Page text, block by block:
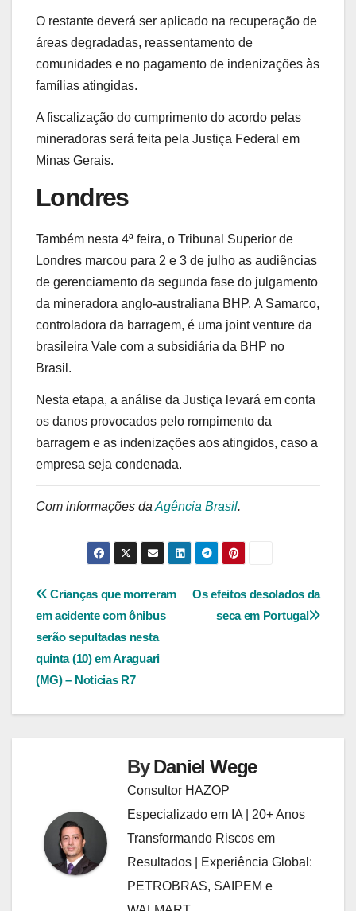
O restante deverá ser aplicado na recuperação de
áreas degradadas, reassentamento de
comunidades e no pagamento de indenizações às
famílias atingidas.
A fiscalização do cumprimento do acordo pelas
mineradoras será feita pela Justiça Federal em
Minas Gerais.
Londres
Também nesta 4ª feira, o Tribunal Superior de
Londres marcou para 2 e 3 de julho as audiências
de gerenciamento da segunda fase do julgamento
da mineradora anglo-australiana BHP. A Samarco,
controladora da barragem, é uma joint venture da
brasileira Vale com a subsidiária da BHP no
Brasil.
Nesta etapa, a análise da Justiça levará em conta
os danos provocados pelo rompimento da
barragem e as indenizações aos atingidos, caso a
empresa seja condenada.
Com informações da Agência Brasil.
Navegação
de
Post
Os efeitos desolados da
seca em Portugal
Crianças que morreram
em acidente com ônibus
serão sepultadas nesta
quinta (10) em Araguari
(MG) – Noticias R7
ByDaniel Wege
Consultor HAZOP
Especializado em IA | 20+ Anos
Transformando Riscos em
Resultados | Experiência Global:
PETROBRAS, SAIPEM e